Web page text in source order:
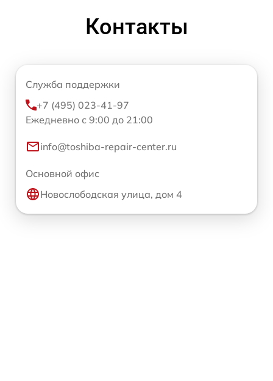
Контакты
Служба поддержки
+7 (495) 023-41-97
Ежедневно с 9:00 до 21:00
info@toshiba-repair-center.ru
Основной офис
Новослободская улица, дом 4